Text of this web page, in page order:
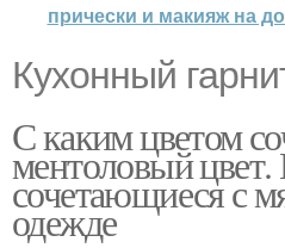
прически и макияж на
Кухонный
С каким цветом
ментоловый цвет.
сочетающиеся с
одежде